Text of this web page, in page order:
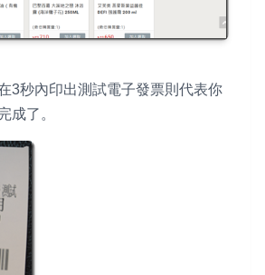
3秒內印出測試電子發票則代表你
成了。